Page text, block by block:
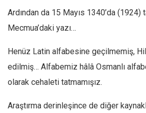
Ardından da 15 Mayıs 1340’da
Mecmua’daki yazı…
Henüz Latin alfabesine geçilmemiş,
edilmiş… Alfabemiz hâlâ Osmanlı
olarak cehaleti tatmamışız.
Araştırma derinleşince de diğer